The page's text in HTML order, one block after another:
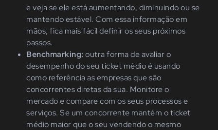
e veja se ele está aumentando, diminuindo ou se
mantendo estável. Com essa informação em
mãos, fica mais fácil definir os seus próximos
passos.
Benchmarking: outra forma de avaliar o
desempenho do seu ticket médio é usando
como referência as empresas que são
concorrentes diretas da sua. Monitore o
mercado e compare com os seus processos e
serviços. Se um concorrente mantém o ticket
médio maior que o seu vendendo o mesmo